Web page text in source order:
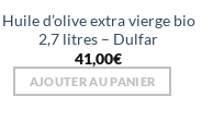
Huile d’olive extra vierge bio
2,7 litres – Dulfar
41,00€
AJOUTER AU PANIER